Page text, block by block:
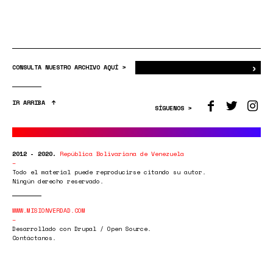
CONSULTA NUESTRO ARCHIVO AQUÍ > ›
IR ARRIBA
SÍGUENOS >
2012 - 2020. República Bolivariana de Venezuela
Todo el material puede reproducirse citando su autor.
Ningún derecho reservado.
WWW.MISIONVERDAD.COM
Desarrollado con Drupal / Open Source.
Contáctanos.